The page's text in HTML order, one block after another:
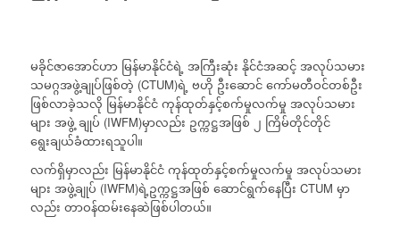
မခိုင်ဇာအောင်ဟာ မြန်မာနိုင်ငံရဲ့ အကြီးဆုံး နိုင်ငံအဆင့် အလုပ်သမား
သမဂ္ဂအဖွဲ့ချုပ်ဖြစ်တဲ့ (CTUM)ရဲ့ ဗဟို ဦးဆောင် ကော်မတီဝင်တစ်ဦး
ဖြစ်လာခဲ့သလို မြန်မာနိုင်ငံ ကုန်ထုတ်နှင့်စက်မှုလက်မှု အလုပ်သမား
များ အဖွဲ့ ချုပ် (IWFM)မှာလည်း ဥက္ကဋ္ဌအဖြစ် ၂ ကြိမ်တိုင်တိုင်
ရွေးချယ်ခံထားရသူပါ။
လက်ရှိမှာလည်း မြန်မာနိုင်ငံ ကုန်ထုတ်နှင့်စက်မှုလက်မှု အလုပ်သမား
များ အဖွဲ့ချုပ် (IWFM)ရဲ့ဥက္ကဋ္ဌအဖြစ် ဆောင်ရွက်နေပြီး CTUM မှာ
လည်း တာဝန်ထမ်းနေဆဲဖြစ်ပါတယ်။